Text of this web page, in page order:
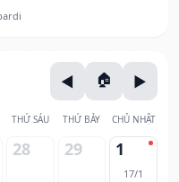
THỨ SÁU THỨ BẢY CHỦ NHẬT
28 29 1
17/1